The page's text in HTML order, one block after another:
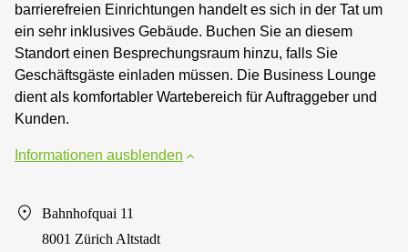
barrierefreien Einrichtungen handelt es sich in der Tat um
ein sehr inklusives Gebäude. Buchen Sie an diesem
Standort einen Besprechungsraum hinzu, falls Sie
Geschäftsgäste einladen müssen. Die Business Lounge
dient als komfortabler Wartebereich für Auftraggeber und
Kunden.
Informationen ausblenden
Bahnhofquai 11
8001 Zürich Altstadt